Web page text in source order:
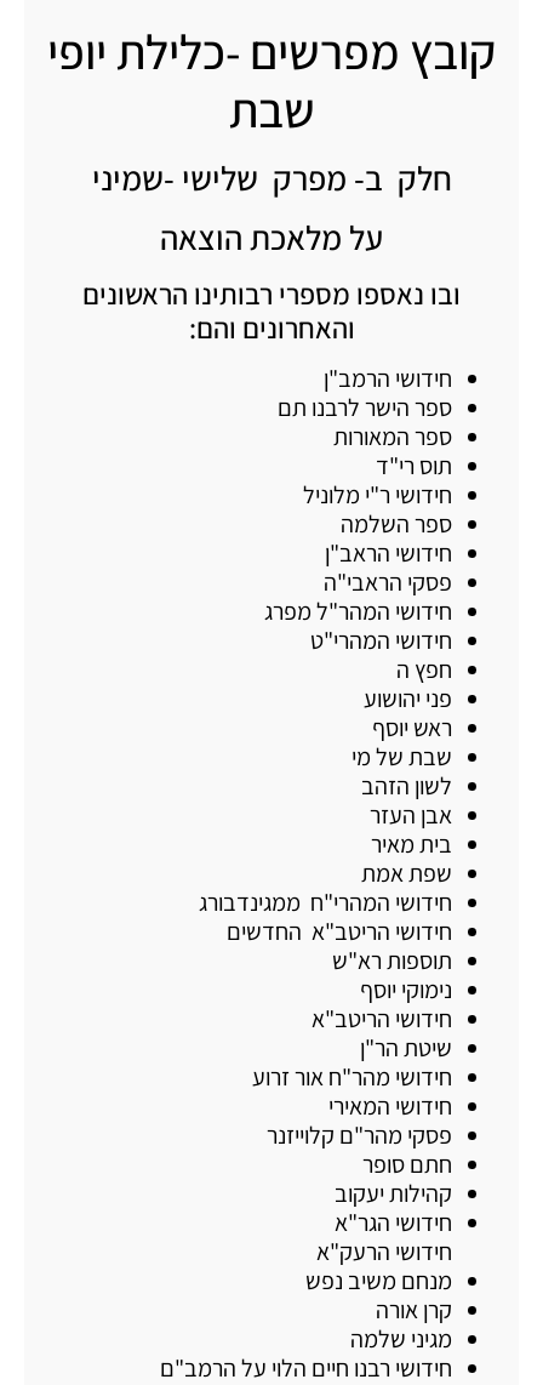
קובץ מפרשים -כלילת יופי
שבת
חלק ב- מפרק שלישי -שמיני
על מלאכת הוצאה
ובו נאספו מספרי רבותינו הראשונים
והאחרונים והם:
חידושי הרמב"ן
ספר הישר לרבנו תם
ספר המאורות
תוס רי"ד
חידושי ר"י מלוניל
ספר השלמה
חידושי הראב"ן
פסקי הראבי"ה
חידושי המהר"ל מפרג
חידושי המהרי"ט
חפץ ה
פני יהושוע
ראש יוסף
שבת של מי
לשון הזהב
אבן העזר
בית מאיר
שפת אמת
חידושי המהרי"ח ממגינדבורג
חידושי הריטב"א החדשים
תוספות רא"ש
נימוקי יוסף
חידושי הריטב"א
שיטת הר"ן
חידושי מהר"ח אור זרוע
חידושי המאירי
פסקי מהר"ם קלוייזנר
חתם סופר
קהילות יעקוב
חידושי הגר"א
חידושי הרעק"א
מנחם משיב נפש
קרן אורה
מגיני שלמה
חידושי רבנו חיים הלוי על הרמב"ם